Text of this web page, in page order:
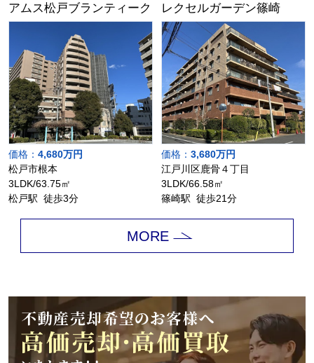
アムス松戸ブランティーク
価格： 4,680万円
松戸市根本
3LDK/63.75㎡
松戸駅 徒歩3分
レクセルガーデン篠崎
価格： 3,680万円
江戸川区鹿骨４丁目
3LDK/66.58㎡
篠崎駅 徒歩21分
MORE